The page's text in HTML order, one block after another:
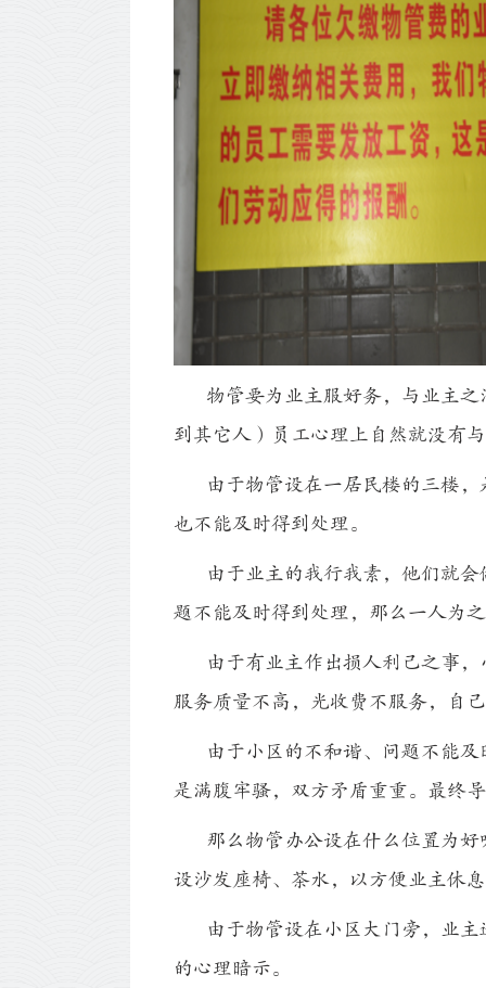
物管要为业主服好务，与业主之
到其它人）员工心理上自然就没有
由于物管设在一居民楼的三楼，
也不能及时得到处理。
由于业主的我行我素，他们就会
题不能及时得到处理，那么一人为
由于有业主作出损人利己之事，
服务质量不高，光收费不服务，自
由于小区的不和谐、问题不能及
是满腹牢骚，双方矛盾重重。最终
那么物管办公设在什么位置为好
设沙发座椅、茶水，以方便业主休
由于物管设在小区大门旁，业主
的心理暗示。